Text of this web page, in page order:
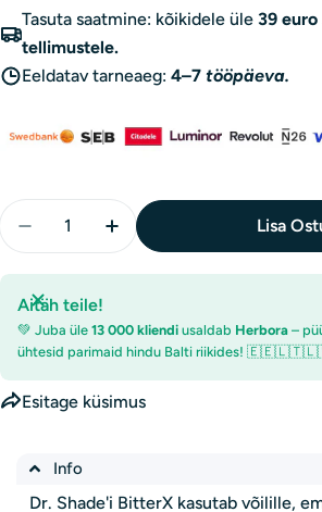
Tasuta saatmine: kõikidele üle 39
tellimustele.
Eeldatav tarneaeg: 4–7 tööpäeva.
Vähenda Quicksilver Dr.
Suurenda Quicksilver
Lisa
Aitäh teile!
💚 Juba üle 13 000 kliendi usaldab Herbora –
ühtesid parimaid hindu Balti riikides!
Esitage küsimus
Info
Dr. Shade'i BitterX kasutab võilille,